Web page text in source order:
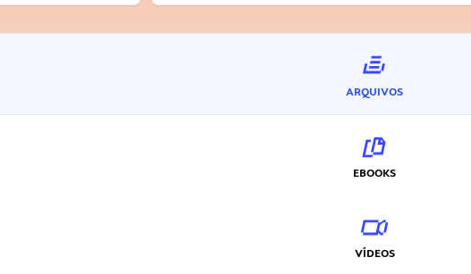
ARQUIVOS
EBOOKS
VÍDEOS